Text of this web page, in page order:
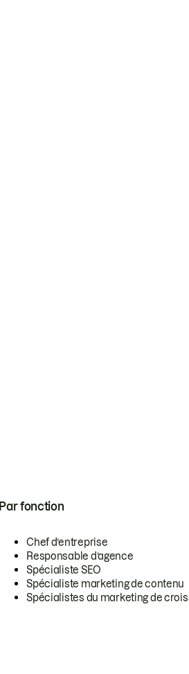
Par fonction
Chef d’entreprise
Responsable d’agence
Spécialiste SEO
Spécialiste marketing de contenu
Spécialistes du marketing de